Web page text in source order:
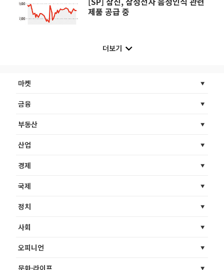
제품 공급 중
더보기
마켓
금융
부동산
산업
경제
국제
정치
사회
오피니언
문화·라이프